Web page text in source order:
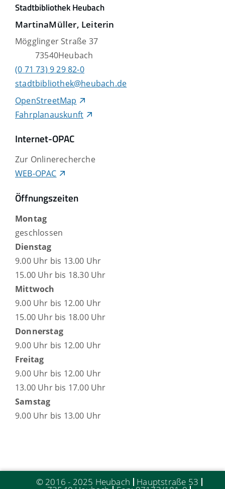
Stadtbibliothek Heubach
MartinaMüller, Leiterin
Mögglinger Straße 37
73540Heubach
OpenStreetMap
Fahrplanauskunft
stadtbibliothek@heubach.de
(0 71 73) 9 2982-0
Internet-OPAC
Zur Onlinerecherche
WEB-OPAC
Öffnungszeiten
Montag
geschlossen
Dienstag
9.00 Uhr bis 13.00 Uhr
15.00 Uhr bis 18.30 Uhr
Mittwoch
9.00 Uhr bis 12.00 Uhr
15.00 Uhr bis 18.00 Uhr
Donnerstag
9.00 Uhr bis 12.00 Uhr
Freitag
9.00 Uhr bis 12.00 Uhr
13.00 Uhr bis 17.00 Uhr
Samstag
9.00 Uhr bis 13.00 Uhr
© 2016 - 2025 Heubach Hauptstraße 53